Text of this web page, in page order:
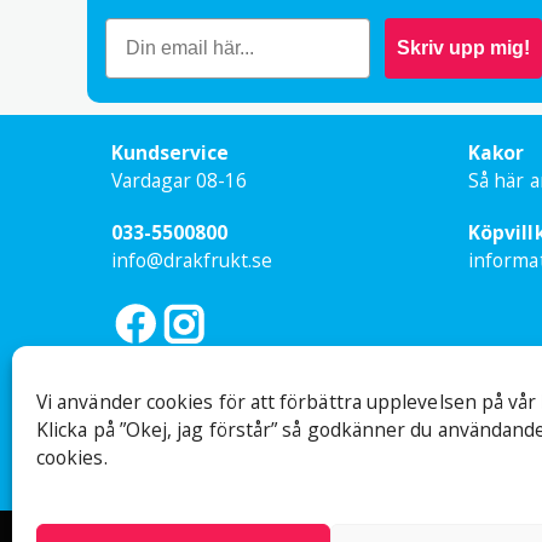
Vi använder cookies för att förbättra upplevelsen på vår
Klicka på ”Okej, jag förstår” så godkänner du
cookies.
Din
Skriv upp mig!
Kundservice
Vardagar 08-16
033-5500800
info@drakfrukt.se
Kakor
Så här